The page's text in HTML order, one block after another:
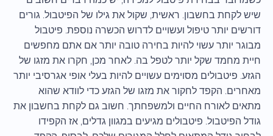
שיש לקחת בחשבון. ראשית, שקול את גילו של הפיטבול. גורים
דורשים יותר טיפול ועשויים לדרוש הכשרה נוספת. פיטבול
מבוגר יותר עשוי להיות בחירה טובה יותר אם אתם מחפשים
חיית מחמד שקל יותר לטפל בה. לאחר מכן, חקרו את מזגו של
הגזע. פיטבולים מסוימים עשויים להיות בעלי אופי אגרסיבי יותר
מאחרים. הקפד לחקור את מזגו של הגזע כדי לוודא שהוא
מתאים לאורח החיים ולמשפחתך. חשוב גם לקחת בחשבון את
גודל הפיטבול. פיטבולים מגיעים במגוון גדלים, אז הקפידו